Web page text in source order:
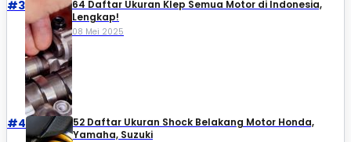
#3
64 Daftar Ukuran Klep Semua Motor di Indonesia,
Lengkap!
08 Mei 2025
#4
52 Daftar Ukuran Shock Belakang Motor Honda,
Yamaha, Suzuki​